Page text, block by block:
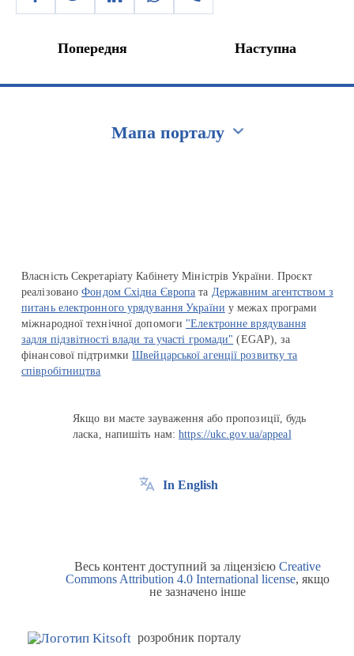
Попередня Наступна
Мапа порталу
Власність Секретаріату Кабінету Міністрів України. Проєкт
реалізованоФондом Східна Європа та Державним агентством з
питань електронного урядування України у межах програми
міжнародної технічної допомоги "Електронне врядування
задля підзвітності влади та участі громади" (EGAP), за
фінансової підтримкиШвейцарської агенції розвитку та
співробітництва
Якщо ви маєте зауваження або пропозиції, будь
ласка, напишіть нам:https://ukc.gov.ua/appeal
In English
Весь контент доступний за ліцензією Creative
Commons Attribution 4.0 International license, якщо
не зазначено інше
розробник порталу